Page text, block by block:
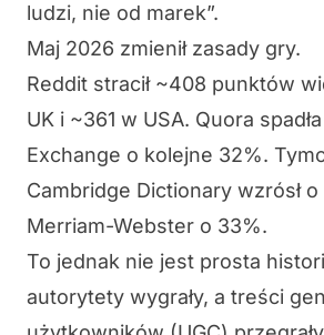
ludzi, nie od marek”.
Maj 2026 zmienił zasady gry.
Reddit stracił ~408 punktów
UK i ~361 w USA. Quora
Exchange o kolejne 32%.
Cambridge Dictionary wzrósł o
Merriam-Webster o 33%.
To jednak nie jest prosta
autorytety wygrały, a treści